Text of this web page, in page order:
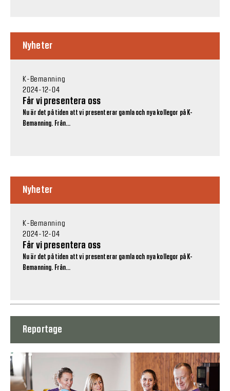
Nyheter
K-Bemanning
2024-12-04
Får vi presentera oss
Nu är det på tiden att vi presenterar gamla och nya kollegor på K-
Bemanning. Från...
Nyheter
K-Bemanning
2024-12-04
Får vi presentera oss
Nu är det på tiden att vi presenterar gamla och nya kollegor på K-
Bemanning. Från...
Reportage